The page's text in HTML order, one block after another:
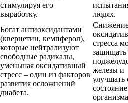
стимулируя его
выработку.
людях.
Богат антиоксидантами
(кверцетин, кемпферол),
которые нейтрализуют
свободные радикалы,
уменьшая оксидативный
стресс – один из факторов
развития осложнений
диабета.
стресса
защищать
железы и
улучшать
состояние